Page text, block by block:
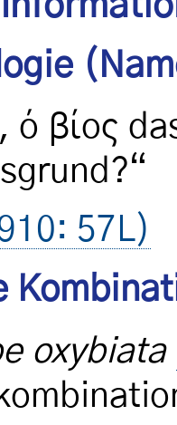
ό βίος
57L)
oxybiata